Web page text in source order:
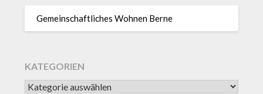
Gemeinschaftliches Wohnen Berne
KATEGORIEN